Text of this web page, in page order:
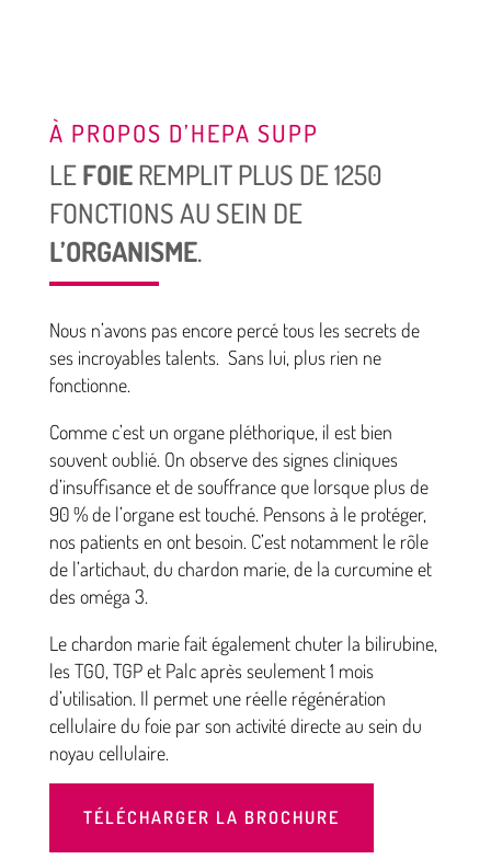
À PROPOS D’HEPA SUPP
LEFOIEREMPLIT PLUS DE 1250
FONCTIONS AU SEIN DE
L’ORGANISME.
Nous n’avons pas encore percé tous les secrets de
ses incroyables talents. Sans lui, plus rien ne
fonctionne.
Comme c’est un organe pléthorique, il est bien
souvent oublié. On observe des signes cliniques
d’insuffisance et de souffrance que lorsque plus de
90 % de l’organe est touché. Pensons à le protéger,
nos patients en ont besoin. C’est notamment le rôle
de l’artichaut, du chardon marie, de la curcumine et
des oméga 3.
Le chardon marie fait également chuter la bilirubine,
les TGO, TGP et Palc après seulement 1 mois
d’utilisation. Il permet une réelle régénération
cellulaire du foie par son activité directe au sein du
noyau cellulaire.
TÉLÉCHARGER LA BROCHURE